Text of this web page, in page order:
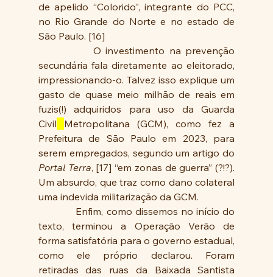
de apelido “Colorido”, integrante do PCC,
no Rio Grande do Norte e no estado de
São Paulo. [16]
O investimento na prevenção
secundária fala diretamente ao eleitorado,
impressionando-o. Talvez isso explique um
gasto de quase meio milhão de reais em
fuzis(!) adquiridos para uso da Guarda
Civil
Metropolitana (GCM), como fez a
Prefeitura de São Paulo em 2023, para
Portal Terra, [17] “em zonas de guerra” (?!?).
Um absurdo, que traz como dano colateral
uma indevida militarização da GCM.
Enfim, como dissemos no início do
texto, terminou a Operação Verão de
forma satisfatória para o governo estadual,
como ele próprio declarou. Foram
retiradas das ruas da Baixada Santista